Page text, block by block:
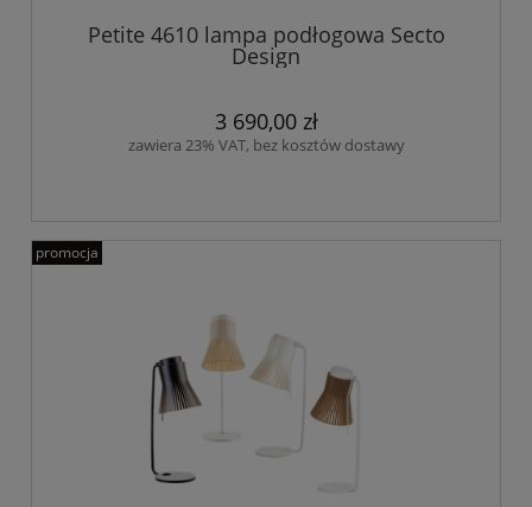
Petite 4610 lampa podłogowa Secto
Design
3 690,00 zł
zawiera 23% VAT, bez kosztów dostawy
promocja